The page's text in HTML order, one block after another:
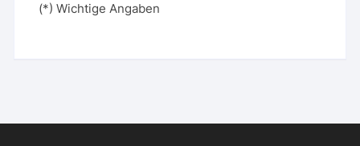
(*) Wichtige Angaben